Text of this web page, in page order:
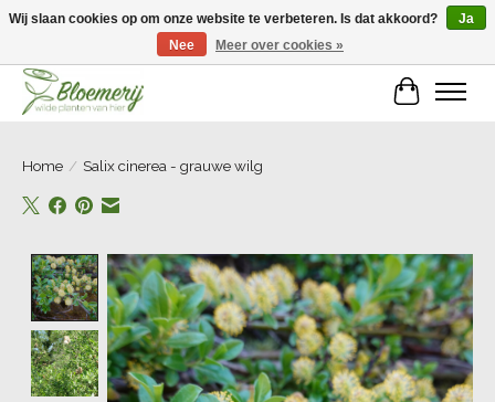
Home / Salix cinerea - grauwe wilg
Product image slideshow Items
Wij slaan cookies op om onze website te verbeteren. Is dat akkoord?
Ja
Nee
Meer over cookies »